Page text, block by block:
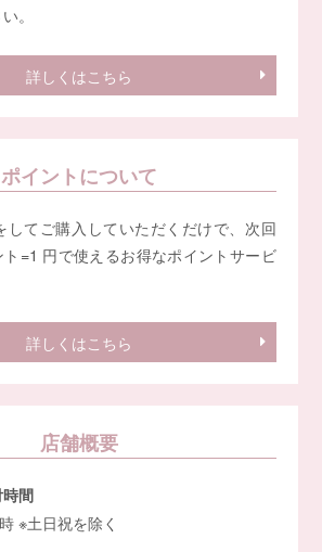
。
詳しくはこちら
ポイントについて
してご購入していただくだけで、次回
=1 円で使えるお得なポイントサービ
詳しくはこちら
店舗概要
間
※土日祝を除く